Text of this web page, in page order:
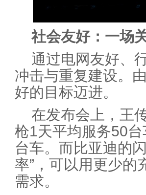
社会友好：一场
通过电网友好、
冲击与重复建设。
好的目标迈进。
在发布会上，王
枪1天平均服务50
台车。而比亚迪的
率”，可以用更少的
需求。